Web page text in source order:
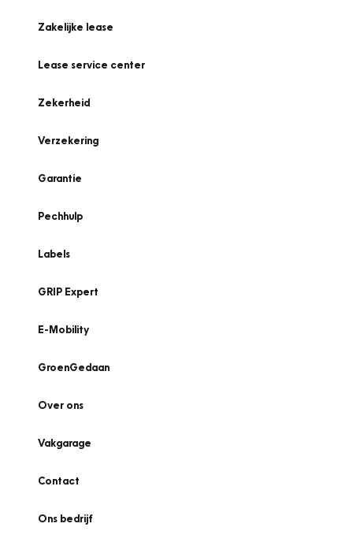
Zakelijke lease
Lease service center
Zekerheid
Verzekering
Garantie
Pechhulp
Labels
GRIP Expert
E-Mobility
GroenGedaan
Over ons
Vakgarage
Contact
Ons bedrijf